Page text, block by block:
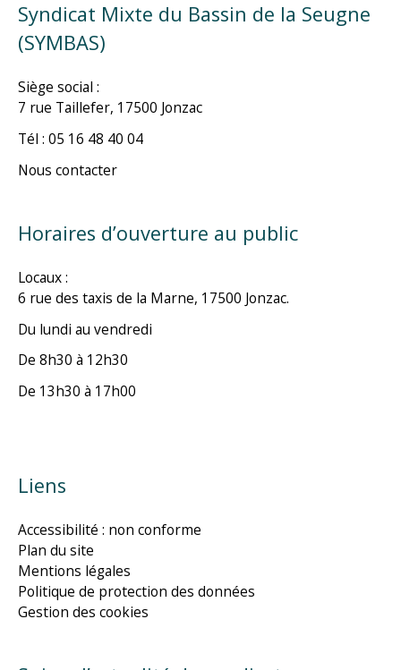
Syndicat Mixte du Bassin de la Seugne
(SYMBAS)
Siège social :
7 rue Taillefer, 17500 Jonzac
Tél : 05 16 48 40 04
Nous contacter
Horaires d’ouverture au public
Locaux :
6 rue des taxis de la Marne, 17500 Jonzac.
Du lundi au vendredi
De 8h30 à 12h30
De 13h30 à 17h00
Liens
Accessibilité : non conforme
Plan du site
Mentions légales
Politique de protection des données
Gestion des cookies